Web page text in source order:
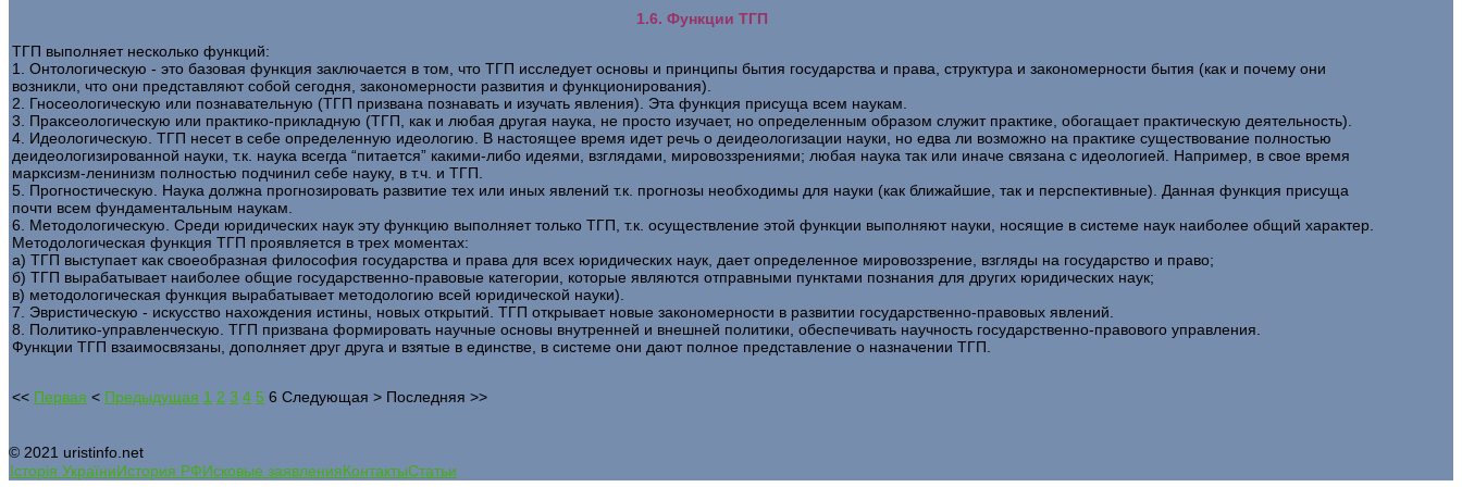
1.6. Функции ТГП
ТГП выполняет несколько функций:
1. Онтологическую - это базовая функция заключается в том, что ТГП исследует основы и принципы бытия государства и права, структура и закономерности бытия (как и почему они
возникли, что они представляют собой сегодня, закономерности развития и функционирования).
2. Гносеологическую или познавательную (ТГП призвана познавать и изучать явления). Эта функция присуща всем наукам.
3. Праксеологическую или практико-прикладную (ТГП, как и любая другая наука, не просто изучает, но определенным образом служит практике, обогащает практическую деятельность).
4. Идеологическую. ТГП несет в себе определенную идеологию. В настоящее время идет речь о деидеологизации науки, но едва ли возможно на практике существование полностью
деидеологизированной науки, т.к. наука всегда “питается” какими-либо идеями, взглядами, мировоззрениями; любая наука так или иначе связана с идеологией. Например, в свое время
марксизм-ленинизм полностью подчинил себе науку, в т.ч. и ТГП.
5. Прогностическую. Наука должна прогнозировать развитие тех или иных явлений т.к. прогнозы необходимы для науки (как ближайшие, так и перспективные). Данная функция присуща
почти всем фундаментальным наукам.
6. Методологическую. Среди юридических наук эту функцию выполняет только ТГП, т.к. осуществление этой функции выполняют науки, носящие в системе наук наиболее общий характер.
Методологическая функция ТГП проявляется в трех моментах:
а) ТГП выступает как своеобразная философия государства и права для всех юридических наук, дает определенное мировоззрение, взгляды на государство и право;
б) ТГП вырабатывает наиболее общие государственно-правовые категории, которые являются отправными пунктами познания для других юридических наук;
в) методологическая функция вырабатывает методологию всей юридической науки).
7. Эвристическую - искусство нахождения истины, новых открытий. ТГП открывает новые закономерности в развитии государственно-правовых явлений.
8. Политико-управленческую. ТГП призвана формировать научные основы внутренней и внешней политики, обеспечивать научность государственно-правового управления.
Функции ТГП взаимосвязаны, дополняет друг друга и взятые в единстве, в системе они дают полное представление о назначении ТГП.
<< Первая < Предыдущая 1 2 3 4 5 6 Следующая > Последняя >>
© 2021 uristinfo.net
Історія УкраїниИстория РФИсковые заявленияКонтактыСтатьи